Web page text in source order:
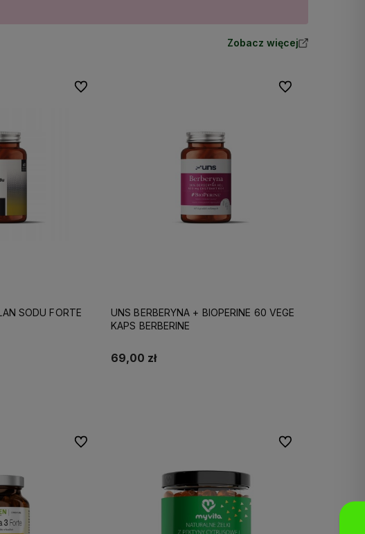
Zobacz więcej
SODU FORTE
Do ulubionych
UNS BERBERYNA + BIOPERINE 60 VEGE
KAPS BERBERINE
69,00 zł
Do ulubionych
Do ulubionych Do ulubionych